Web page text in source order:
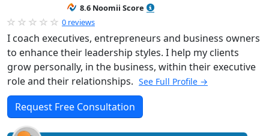
8.6 Noomii Score
0 reviews
I coach executives, entrepreneurs and business owners
to enhance their leadership styles. I help my clients
grow personally, in the business, within their executive
role and their relationships. See Full Profile →
Request Free Consultation